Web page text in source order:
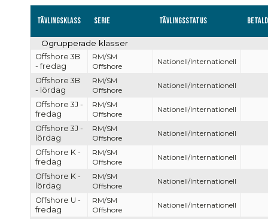
Tävlingsklass Serie Tävlingsstatus
Ogrupperade klasser
Offshore 3B
- fredag
RM/SM
Offshore
Nationell/Internationell
Offshore 3B
- lördag
RM/SM
Offshore
Nationell/Internationell
Offshore 3J -
fredag
RM/SM
Offshore
Nationell/Internationell
Offshore 3J -
lördag
RM/SM
Offshore
Nationell/Internationell
Offshore K -
fredag
RM/SM
Offshore
Nationell/Internationell
Offshore K -
lördag
RM/SM
Offshore
Nationell/Internationell
Offshore U -
fredag
RM/SM
Offshore
Nationell/Internationell